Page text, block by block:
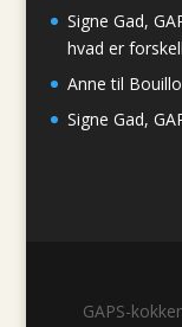
Signe Gad,
hvad er
Anne til
Signe Gad,
GAPS-